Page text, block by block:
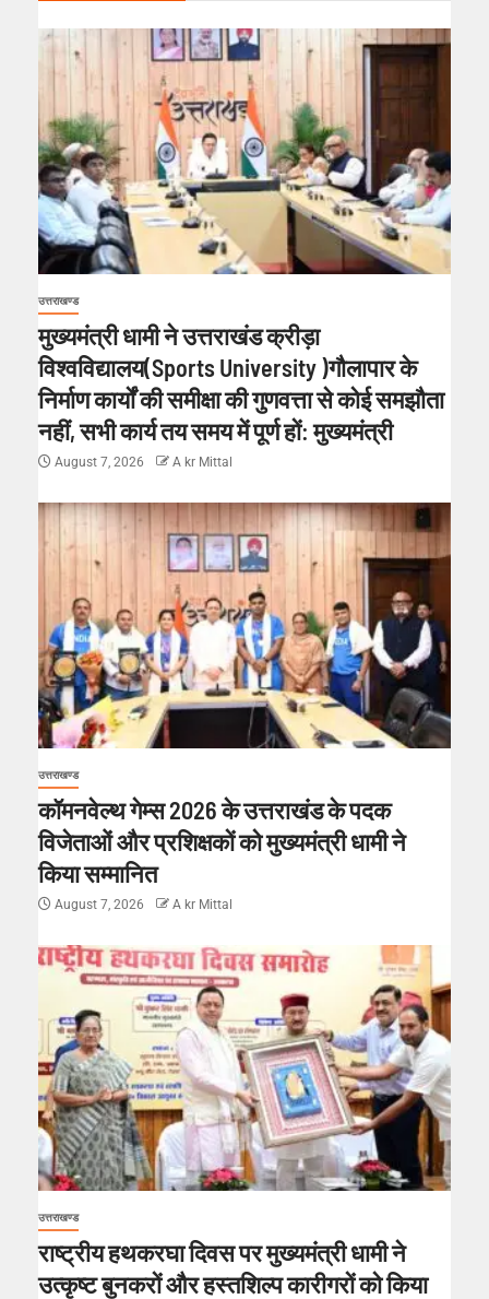
उत्तराखण्ड
मुख्यमंत्री धामी ने उत्तराखंड क्रीड़ा
विश्वविद्यालय(Sports University )गौलापार के
निर्माण कार्यों की समीक्षा की गुणवत्ता से कोई समझौता
नहीं, सभी कार्य तय समय में पूर्ण हों: मुख्यमंत्री
August 7, 2026 A kr Mittal
उत्तराखण्ड
कॉमनवेल्थ गेम्स 2026 के उत्तराखंड के पदक
विजेताओं और प्रशिक्षकों को मुख्यमंत्री धामी ने
किया सम्मानित
August 7, 2026 A kr Mittal
उत्तराखण्ड
राष्ट्रीय हथकरघा दिवस पर मुख्यमंत्री धामी ने
उत्कृष्ट बुनकरों और हस्तशिल्प कारीगरों को किया